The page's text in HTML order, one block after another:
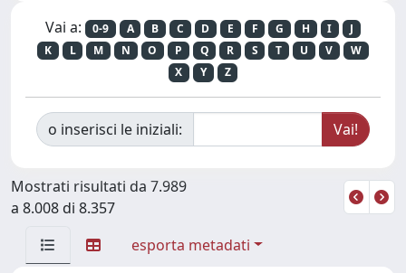
Vai a: 0-9 A B C D E F G H I
J
K
L M N O P Q R S T U V
W
X
Y Z
o inserisci le iniziali:
Mostrati risultati da 7.989
a 8.008 di 8.357
esporta metadati